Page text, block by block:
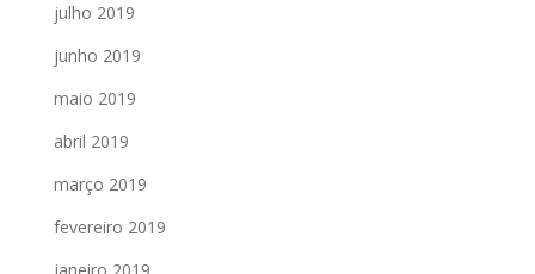
julho 2019
junho 2019
maio 2019
abril 2019
março 2019
fevereiro 2019